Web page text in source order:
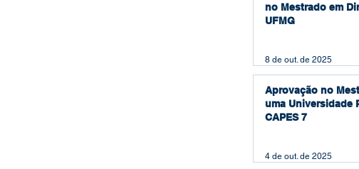
no Mestrado em
UFMG
8 de out. de 2025
Aprovação no
uma Universidade
CAPES 7
4 de out. de 2025